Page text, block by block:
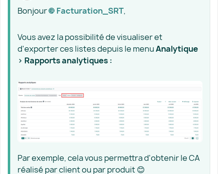
Bonjour Facturation_SRT​,
Vous avez la possibilité de visualiser et
d'exporter ces listes depuis le menuAnalytique
> Rapports analytiques :
Par exemple, cela vous permettra d'obtenir le CA
réalisé par client ou par produit 😊